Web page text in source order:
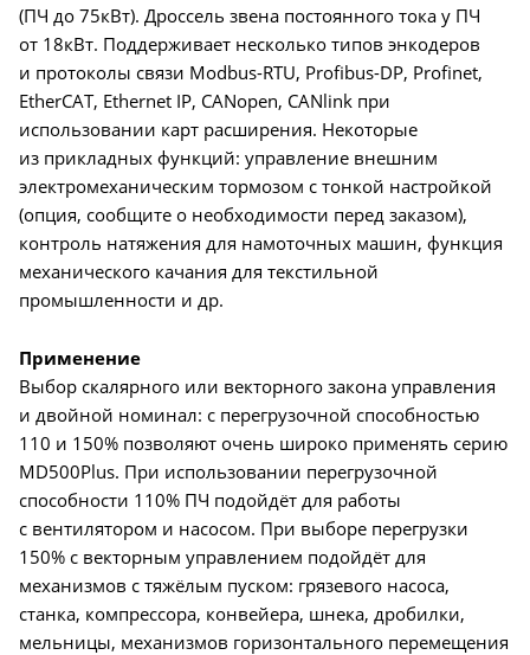
(ПЧ до 75кВт). Дроссель звена постоянного тока у ПЧ
от 18кВт. Поддерживает несколько типов энкодеров
и протоколы связи Modbus-RTU, Profibus-DP, Profinet,
EtherCAT, Ethernet IP, CANopen, CANlink при
использовании карт расширения. Некоторые
из прикладных функций: управление внешним
электромеханическим тормозом с тонкой настройкой
(опция, сообщите о необходимости перед заказом),
контроль натяжения для намоточных машин, функция
механического качания для текстильной
промышленности и др.
Применение
Выбор скалярного или векторного закона управления
и двойной номинал: с перегрузочной способностью
110 и 150% позволяют очень широко применять серию
MD500Plus. При использовании перегрузочной
способности 110% ПЧ подойдёт для работы
с вентилятором и насосом. При выборе перегрузки
150% с векторным управлением подойдёт для
механизмов с тяжёлым пуском: грязевого насоса,
станка, компрессора, конвейера, шнека, дробилки,
мельницы, механизмов горизонтального перемещения